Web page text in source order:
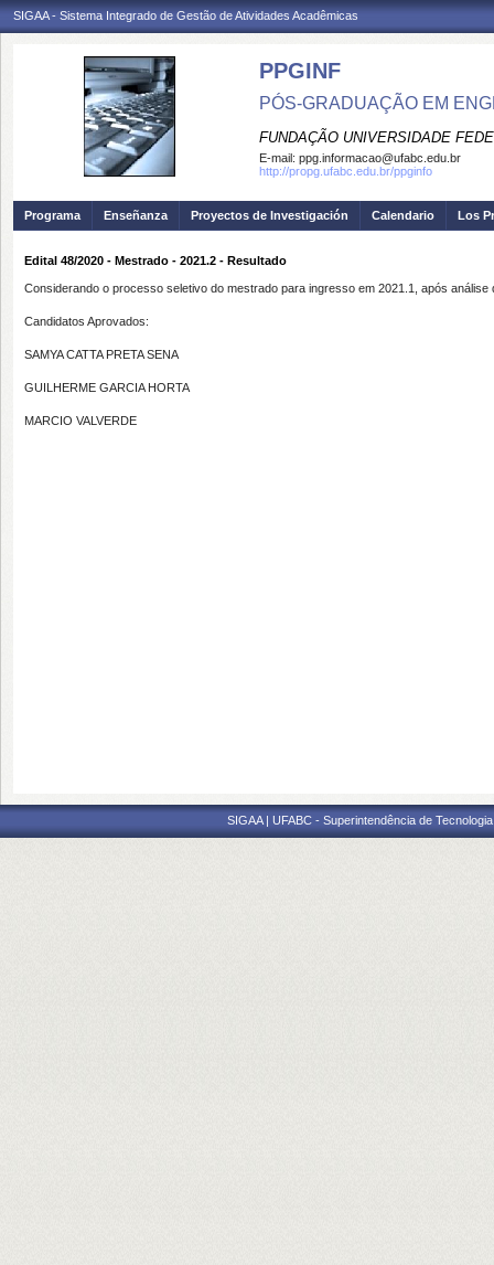
SIGAA - Sistema Integrado de Gestão de Atividades Acadêmicas
PPGINF
PÓS-GRADUAÇÃO EM
FUNDAÇÃO UNIVERSIDADE
E-mail: ppg.informacao@ufabc.edu.br
http://propg.ufabc.edu.br/ppginfo
Programa Enseñanza Proyectos de Investigación Calendario Los
Edital 48/2020 - Mestrado - 2021.2 - Resultado
Considerando o processo seletivo do mestrado para ingresso em 2021.1, após
Candidatos Aprovados:
SAMYA CATTA PRETA SENA
GUILHERME GARCIA HORTA
MARCIO VALVERDE
SIGAA | UFABC - Superintendência de